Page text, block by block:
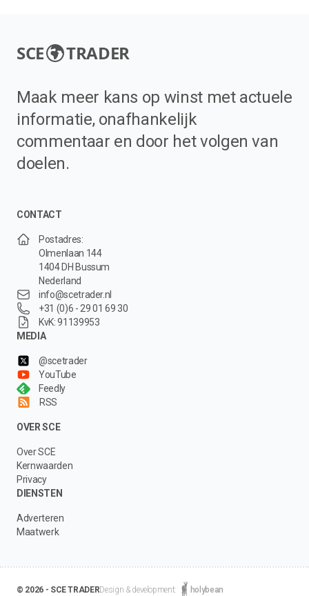
SCE TRADER
Maak meer kans op winst met actuele
informatie, onafhankelijk
commentaar en door het volgen van
doelen.
CONTACT
Postadres:
Olmenlaan 144
1404 DH Bussum
Nederland
info@scetrader.nl
+31 (0)6 - 29 01 69 30
KvK: 91139953
MEDIA
@scetrader
YouTube
Feedly
RSS
OVER SCE
Over SCE
Kernwaarden
Privacy
DIENSTEN
Adverteren
Maatwerk
© 2026 - SCE TRADERDesign & development: holybean